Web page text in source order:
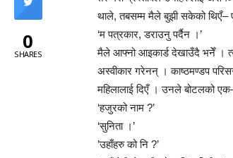
थाले, तबसम्म मैले बुझी सकेको थिएँ–
‘म पत्रकार, डराउनु पर्दैन ।’
मैले आफ्नो आइकार्ड देखाउँदै भनेँ ।
अस्वीकार गरेनन् । काष्ठमण्डप
महिलालाई दिएँ । उनले बोटलको
‘हजुरको नाम ?’
‘सुनिता ।’
’उहाँहरु को नि ?’
0
SHARES